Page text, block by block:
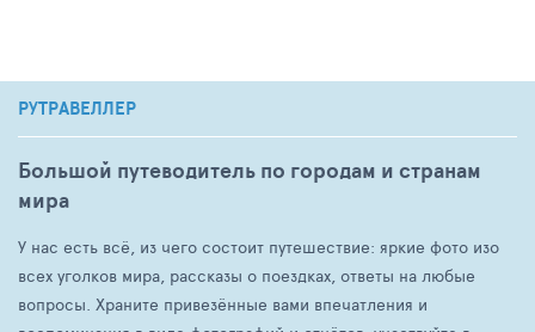
РУТРАВЕЛЛЕР
Большой путеводитель по городам и странам
мира
У нас есть всё, из чего состоит путешествие: яркие фото изо
всех уголков мира, рассказы о поездках, ответы на любые
вопросы. Храните привезённые вами впечатления и